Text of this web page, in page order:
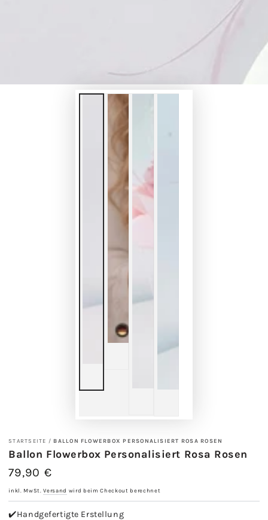
STARTSEITE / BALLON FLOWERBOX PERSONALISIERT ROSA ROSEN
Ballon Flowerbox Personalisiert Rosa Rosen
Regulärer
79,90 €
inkl. MwSt.Versand wird beim Checkout berechnet
✔️Handgefertigte Erstellung